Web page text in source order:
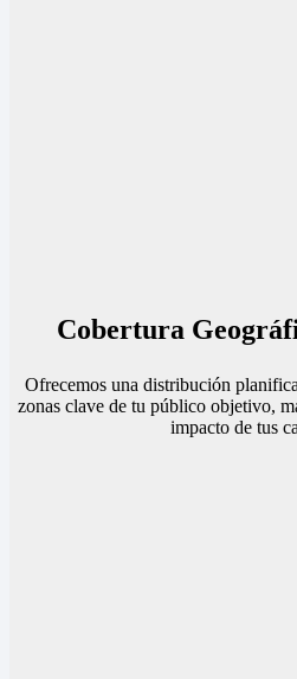
Cobertura
Ofrecemos una distribución
zonas clave de tu público objetivo,
impacto de tus